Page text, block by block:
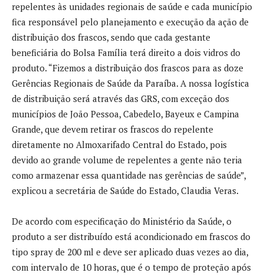
repelentes às unidades regionais de saúde e cada município
fica responsável pelo planejamento e execução da ação de
distribuição dos frascos, sendo que cada gestante
beneficiária do Bolsa Família terá direito a dois vidros do
produto. “Fizemos a distribuição dos frascos para as doze
Gerências Regionais de Saúde da Paraíba. A nossa logística
de distribuição será através das GRS, com exceção dos
municípios de João Pessoa, Cabedelo, Bayeux e Campina
Grande, que devem retirar os frascos do repelente
diretamente no Almoxarifado Central do Estado, pois
devido ao grande volume de repelentes a gente não teria
como armazenar essa quantidade nas gerências de saúde”,
explicou a secretária de Saúde do Estado, Claudia Veras.
De acordo com especificação do Ministério da Saúde, o
produto a ser distribuído está acondicionado em frascos do
tipo spray de 200 ml e deve ser aplicado duas vezes ao dia,
com intervalo de 10 horas, que é o tempo de proteção após